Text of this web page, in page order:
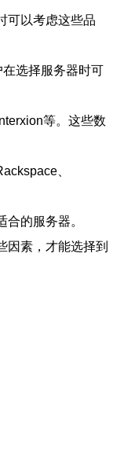
可以考虑这些品
选择服务器时可
等。这些数
、
的服务器。
因素，才能选择到